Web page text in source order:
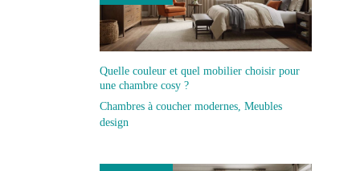
en deux colis séparés qui peuvent arriver à des dates
différentes.
Quelle couleur et quel mobilier choisir pour
une chambre cosy ?
Chambres à coucher modernes Meubles
design